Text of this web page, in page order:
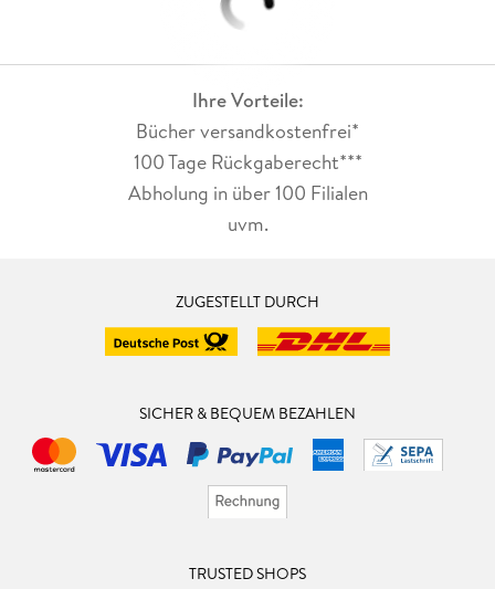
Ihre Vorteile:
Bücher versandkostenfrei*
100 Tage Rückgaberecht***
Abholung in über 100 Filialen
uvm.
ZUGESTELLT DURCH
SICHER & BEQUEM BEZAHLEN
TRUSTED SHOPS